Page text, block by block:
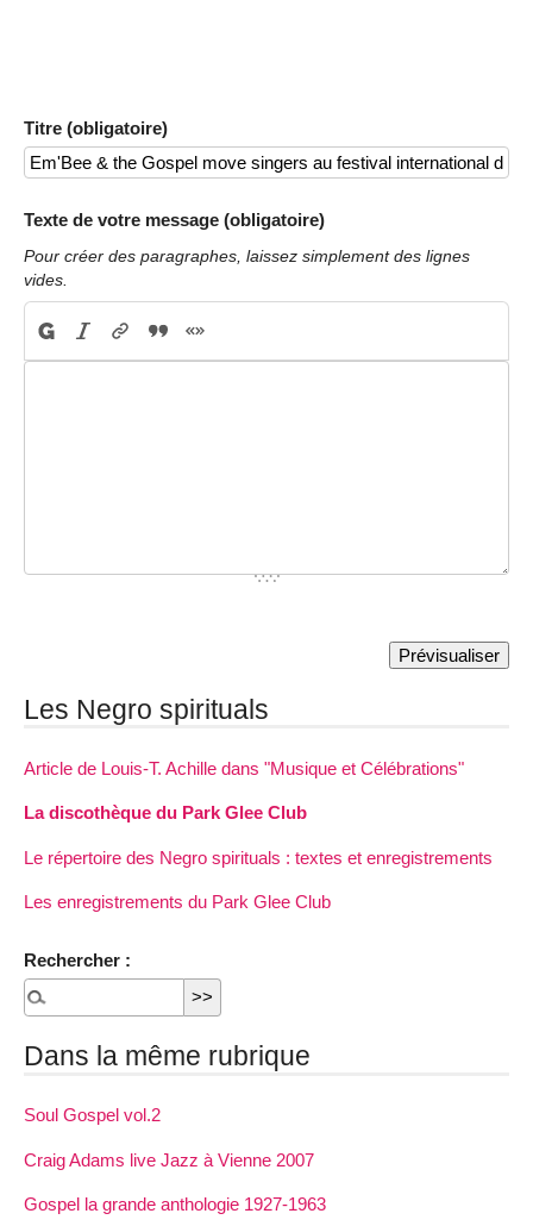
Titre (obligatoire)
Texte de votre message (obligatoire)
Pour créer des paragraphes, laissez simplement des lignes
vides.
Les Negro spirituals
Article de Louis-T. Achille dans "Musique et Célébrations"
La discothèque du Park Glee Club
Le répertoire des Negro spirituals : textes et enregistrements
Les enregistrements du Park Glee Club
Rechercher :
Dans la même rubrique
Soul Gospel vol.2
Craig Adams live Jazz à Vienne 2007
Gospel la grande anthologie 1927-1963